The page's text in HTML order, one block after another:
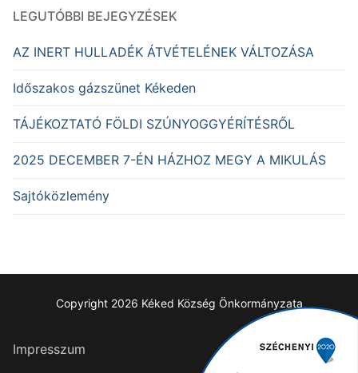
LEGUTÓBBI BEJEGYZÉSEK
AZ INERT HULLADÉK ÁTVÉTELÉNEK VÁLTOZÁSA
Időszakos gázszünet Kékeden
TÁJÉKOZTATÓ FÖLDI SZÚNYOGGYÉRÍTÉSRŐL
2025 DECEMBER 7-ÉN HÁZHOZ MEGY A MIKULÁS
Sajtóközlemény
Copyright 2026 Kéked Község Önkormányzata
Impresszum